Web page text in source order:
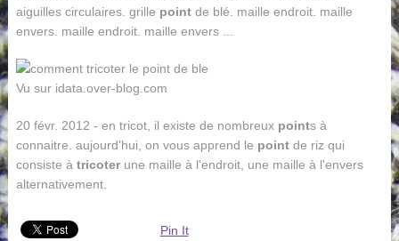
aiguilles circulaires. grille pointde blé. maille endroit. maille
envers. maille endroit. maille envers ...
Vu sur idata.over-blog.com
20 févr. 2012 - en tricot, il existe de nombreux points à
connaitre. aujourd'hui, on vous apprend le pointde riz qui
consiste à tricoterune maille à l'endroit, une maille à l'envers
alternativement.
Pin It